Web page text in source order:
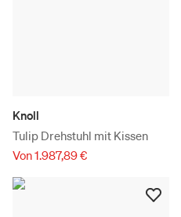
Knoll
Tulip Drehstuhl mit Kissen
Von 1.987,89 €